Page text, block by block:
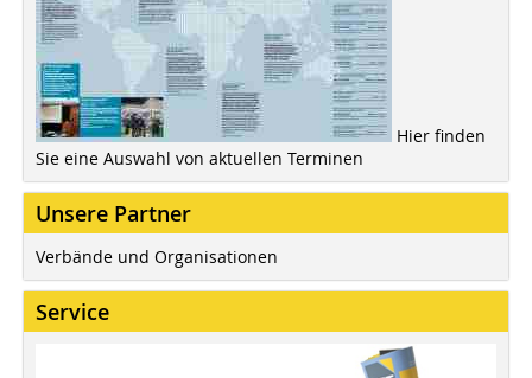
Hier finden
Sie eine Auswahl von aktuellen Terminen
Unsere Partner
Verbände und Organisationen
Service